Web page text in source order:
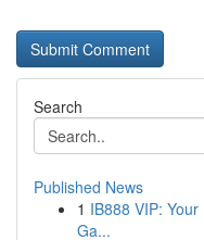
Search
Published News
1 IB888 VIP:
Ga...